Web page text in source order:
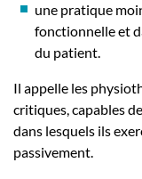
une pratique
fonctionnelle et
du patient.
Il appelle les
critiques, capables
dans lesquels ils
passivement.